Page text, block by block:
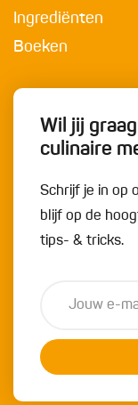
Ingrediënten
Boeken
Wil jij
culinaire
Schrijf je in op
blijf op de
tips- & tricks.